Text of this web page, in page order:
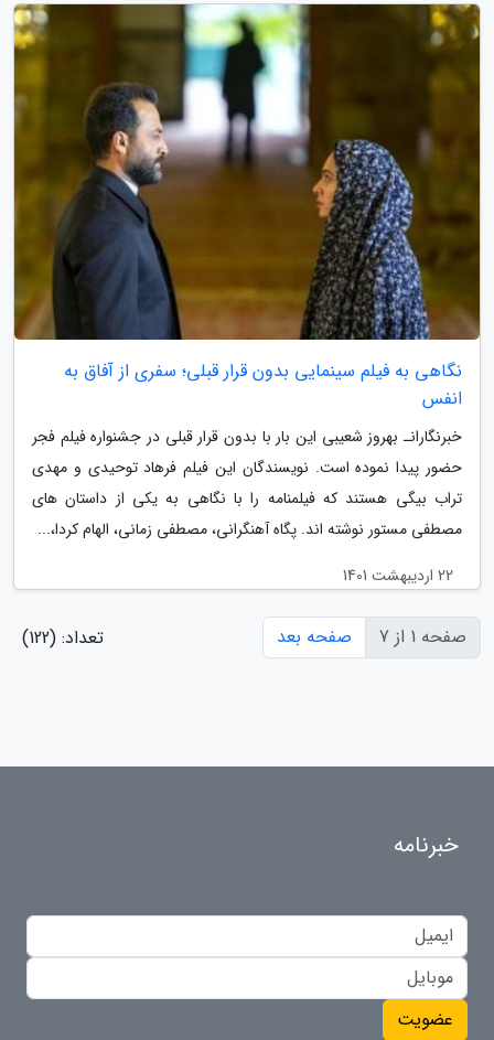
نگاهی به فیلم سینمایی بدون قرار قبلی؛ سفری از آفاق به
انفس
خبرنگارانـ بهروز شعیبی این بار با بدون قرار قبلی در جشنواره فیلم فجر
حضور پیدا نموده است. نویسندگان این فیلم فرهاد توحیدی و مهدی
تراب بیگی هستند که فیلمنامه را با نگاهی به یکی از داستان های
مصطفی مستور نوشته اند. پگاه آهنگرانی، مصطفی زمانی، الهام کردا،...
22 اردیبهشت 1401
صفحه 1 از 7 صفحه بعد تعداد: (122)
خبرنامه
عضویت